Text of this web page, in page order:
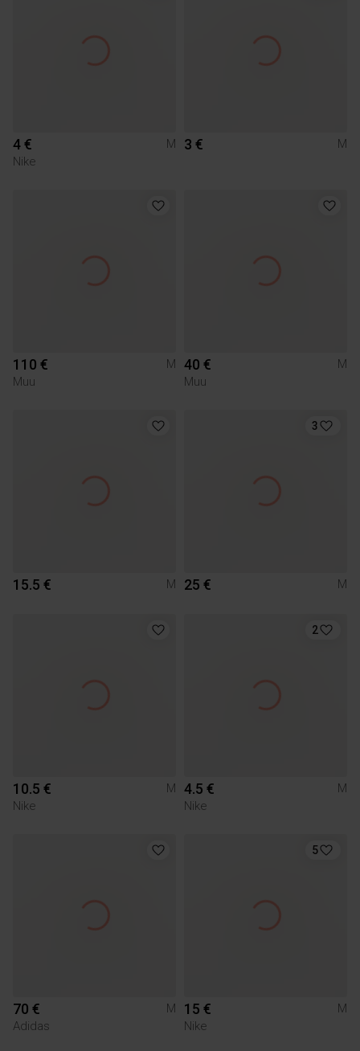
4 €
M
Nike
3 € M
110 €
M
Muu
40 €
M
Muu
15.5 € M
3
25 € M
10.5 €
M
Nike
2
4.5 €
M
Nike
70 €
M
Adidas
5
15 €
M
Nike